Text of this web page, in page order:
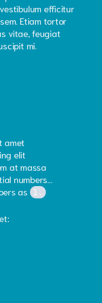
efficitur
Etiam tortor
vitae, feugiat
mi.
amet
elit
at massa
numbers…
as
1.